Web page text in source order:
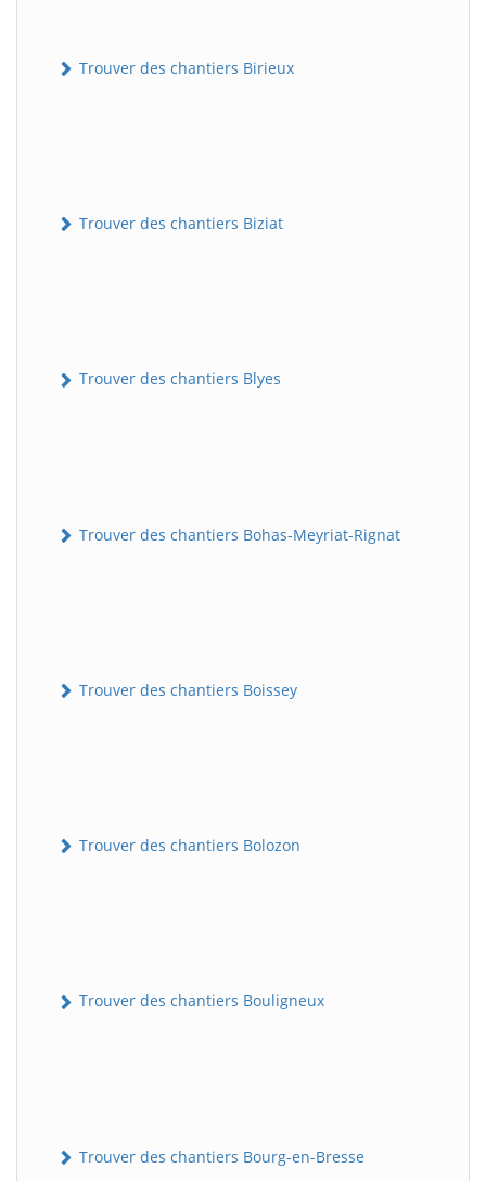
Trouver des chantiers Birieux
Trouver des chantiers Biziat
Trouver des chantiers Blyes
Trouver des chantiers Bohas-Meyriat-Rignat
Trouver des chantiers Boissey
Trouver des chantiers Bolozon
Trouver des chantiers Bouligneux
Trouver des chantiers Bourg-en-Bresse